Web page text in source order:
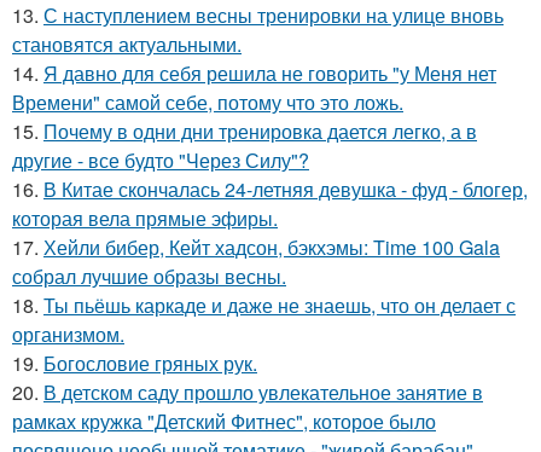
13. С наступлением весны тренировки на улице вновь
становятся актуальными.
14. Я давно для себя решила не говорить "у Меня нет
Времени" самой себе, потому что это ложь.
15. Почему в одни дни тренировка дается легко, а в
другие - все будто "Через Силу"?
16. В Китае скончалась 24-летняя девушка - фуд - блогер,
которая вела прямые эфиры.
17. Хейли бибер, Кейт хадсон, бэкхэмы: Time 100 Gala
собрал лучшие образы весны.
18. Ты пьёшь каркаде и даже не знаешь, что он делает с
организмом.
19. Богословие гряных рук.
20. В детском саду прошло увлекательное занятие в
рамках кружка "Детский Фитнес", которое было